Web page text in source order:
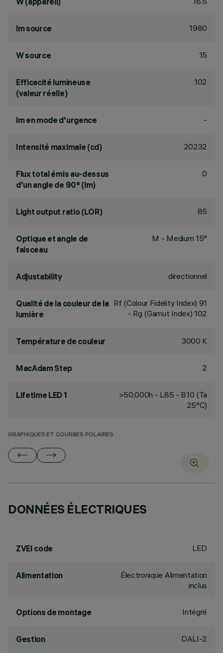
lm source 1980
W source 15
Efficacité lumineuse
(valeur réelle)
102
lm en mode d'urgence -
Intensité maximale (cd) 20232
Flux total émis au-dessus
d'un angle de 90° (lm)
0
Light output ratio (LOR) 85
Optique et angle de
faisceau
M - Medium 15°
Adjustability directionnel
Qualité de la couleur de la
lumière
Rf (Colour Fidelity Index) 91
- Rg (Gamut Index) 102
Température de couleur 3000 K
MacAdam Step 2
Lifetime LED 1
>50,000h - L85 - B10 (Ta
25°C)
GRAPHIQUES ET COURBES POLAIRES
DONNÉES ÉLECTRIQUES
ZVEI code LED
Alimentation
Électronique Alimentation
inclus
Options de montage Intégré
Gestion DALI-2